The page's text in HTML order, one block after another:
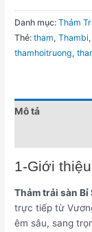
Danh mục:Thảm
Thẻ:tham,Thambi
thamhoitruong,
Mô tả
1-Giới
Thảm trải sàn Bỉ
trực tiếp từ
êm sâu, sang